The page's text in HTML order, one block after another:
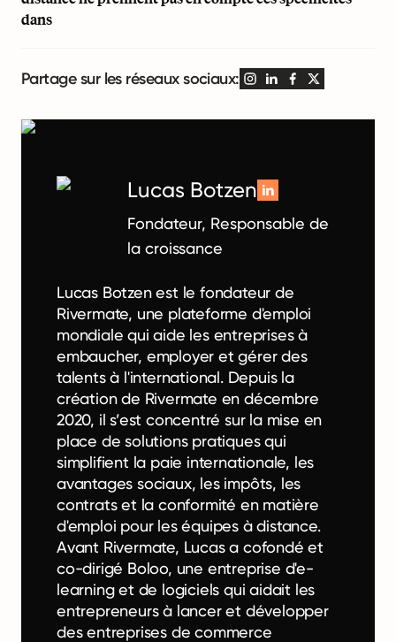
dans
Partage sur les réseaux sociaux:
Lucas Botzen
Fondateur, Responsable de
la croissance
Lucas Botzen est le fondateur de
Rivermate, une plateforme d'emploi
mondiale qui aide les entreprises à
embaucher, employer et gérer des
talents à l'international. Depuis la
création de Rivermate en décembre
2020, il s’est concentré sur la mise en
place de solutions pratiques qui
simplifient la paie internationale, les
avantages sociaux, les impôts, les
contrats et la conformité en matière
d'emploi pour les équipes à distance.
Avant Rivermate, Lucas a cofondé et
co-dirigé Boloo, une entreprise d'e-
learning et de logiciels qui aidait les
entrepreneurs à lancer et développer
des entreprises de commerce